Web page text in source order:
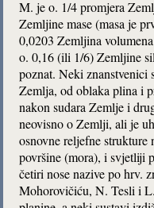
M. je o. 1/4 promjera
Zemljine mase (masa je
0,0203 Zemljina
o. 0,16 (ili 1/6) Zemljine
poznat. Neki znanstvenici
Zemlja, od oblaka plina i
nakon sudara Zemlje i
neovisno o Zemlji, ali je
osnovne reljefne
površine (mora), i svjetliji
četiri nose nazive po hrv.
Mohorovičiću, N. Tesli i